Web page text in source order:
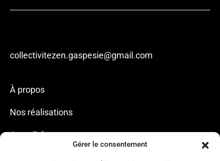
Gérer le consentement
collectivitezen.gaspesie@gmail.com
À propos
Nos réalisations
Actualités